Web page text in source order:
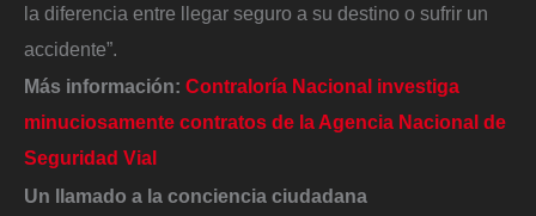
la diferencia entre llegar seguro a su destino o sufrir un
accidente”.
Más información: Contraloría Nacional investiga
minuciosamente contratos de la Agencia Nacional de
Seguridad Vial
Un llamado a la conciencia ciudadana